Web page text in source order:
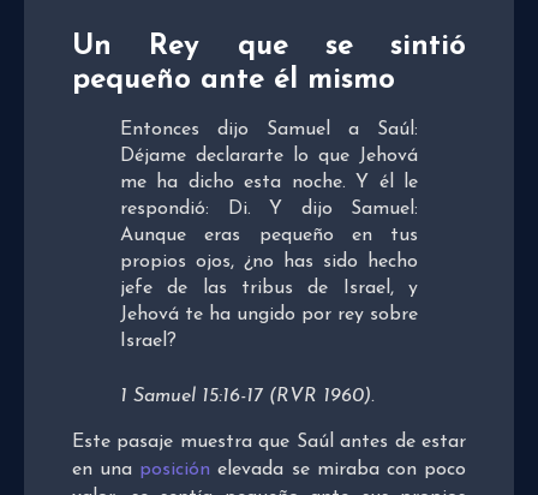
Un Rey que se sintió
pequeño ante él mismo
Entonces dijo Samuel a Saúl:
Déjame declararte lo que Jehová
me ha dicho esta noche. Y él le
respondió: Di. Y dijo Samuel:
Aunque eras pequeño en tus
propios ojos, ¿no has sido hecho
jefe de las tribus de Israel, y
Jehová te ha ungido por rey sobre
Israel?
1 Samuel 15:16-17 (RVR 1960).
Este pasaje muestra que Saúl antes de estar
en una posición elevada se miraba con poco